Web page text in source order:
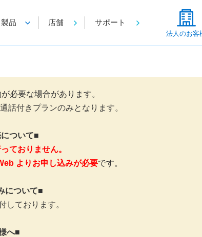
製品 店舗 サポート
法人のお客
必要な場合があります。
話付きプランのみとなります。
ついて■
ておりません。
よりお申し込みが必要です。
について■
しております。
へ■